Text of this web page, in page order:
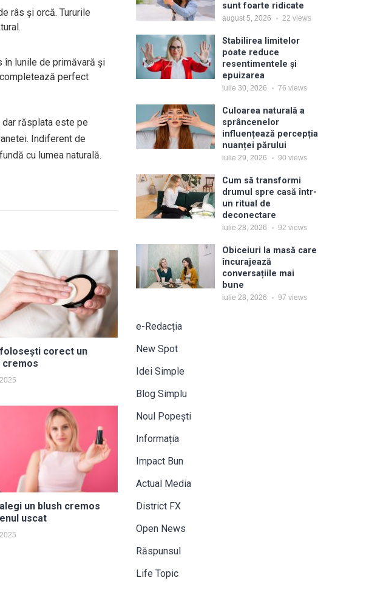
râs și orcă. Tururile
în lunile de primăvară și
perfect
răsplata este pe
Indiferent de
cu lumea naturală.
corect un
cremos
un blush cremos
uscat
sunt foarte ridicate
august 5, 2026 22 views
Stabilirea limitelor
poate reduce
resentimentele și
epuizarea
iulie 30, 2026 76 views
Culoarea naturală a
sprâncenelor
influențează percepția
nuanței părului
iulie 29, 2026 90 views
Cum să transformi
drumul spre casă într-
un ritual de
deconectare
iulie 28, 2026 92 views
Obiceiuri la masă care
încurajează
conversațiile mai
bune
iulie 28, 2026 97 views
e-Redacția
New Spot
Idei Simple
Blog Simplu
Noul Popești
Informația
Impact Bun
Actual Media
District FX
Open News
Răspunsul
Life Topic